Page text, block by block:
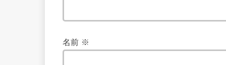
名前 ※